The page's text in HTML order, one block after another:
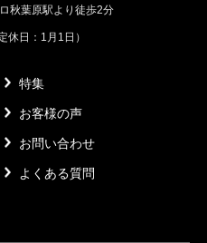
秋葉原駅より徒歩2分
日：1月1日）
特集
お客様の声
お問い合わせ
よくある質問